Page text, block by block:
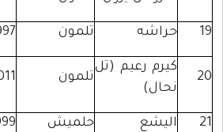
تلمون 1997
50
رعيم (تل
تلمون 2011
17
حلميش 1999
32